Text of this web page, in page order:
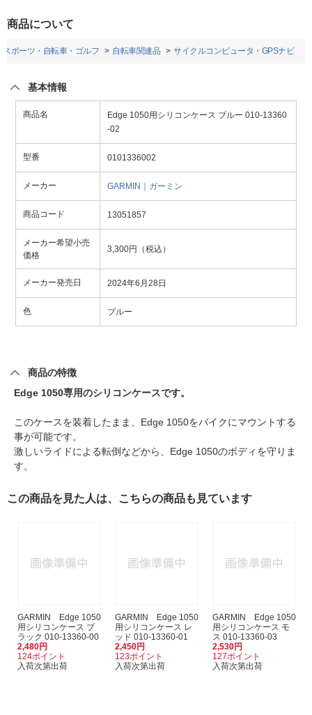
商品について
スポーツ・自転車・ゴルフ 自転車関連品 サイクルコンピュータ・GPSナビ
基本情報
商品名
Edge 1050用シリコンケース ブルー 010-13360
-02
型番 0101336002
メーカー GARMIN｜ガーミン
商品コード 13051857
メーカー希望小売
価格
3,300円（税込）
メーカー発売日 2024年6月28日
色 ブルー
商品の特徴
Edge 1050専用のシリコンケースです。
このケースを装着したまま、Edge 1050をバイクにマウントする
事が可能です。
激しいライドによる転倒などから、Edge 1050のボディを守りま
す。
この商品を見た人は、こちらの商品も見ています
GARMIN Edge 1050
用シリコンケース ブ
ラック 010-13360-00
2,480円
124ポイント
入荷次第出荷
GARMIN Edge 1050
用シリコンケース レ
ッド 010-13360-01
2,450円
123ポイント
入荷次第出荷
GARMIN Edge 1050
用シリコンケース モ
ス 010-13360-03
2,530円
127ポイント
入荷次第出荷